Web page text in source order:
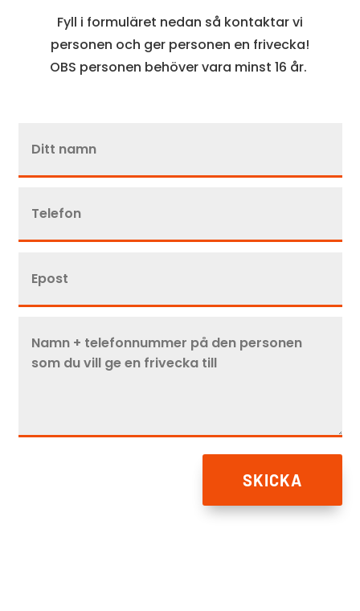
Fyll i formuläret nedan så kontaktar vi
personen och ger personen en frivecka!
OBS personen behöver vara minst 16 år.
SKICKA